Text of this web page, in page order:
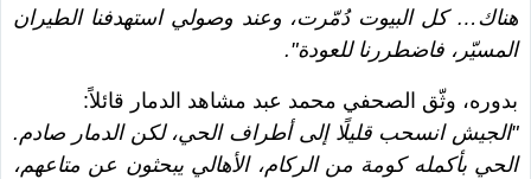
هناك… كل البيوت دُمّرت، وعند وصولي استهدفنا الطيران
المسيّر، فاضطررنا للعودة".
بدوره، وثّق الصحفي محمد عبد مشاهد الدمار قائلاً:
"الجيش انسحب قليلًا إلى أطراف الحي، لكن الدمار صادم.
الحي بأكمله كومة من الركام، الأهالي يبحثون عن متاعهم،